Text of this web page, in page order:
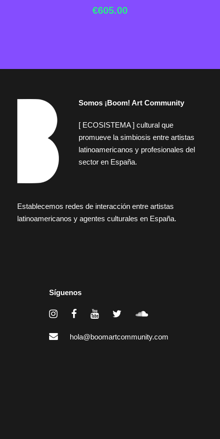
€605.00
Somos ¡Boom! Art Community
[ ECOSISTEMA ] cultural que
promueve la simbiosis entre artistas
latinoamericanos y profesionales del
sector en España.
Establecemos redes de interacción entre artistas
latinoamericanos y agentes culturales en España.
Síguenos
hola@boomartcommunity.com